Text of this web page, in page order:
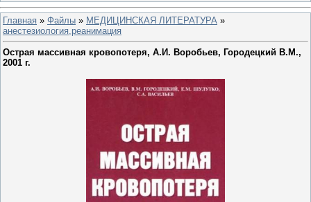
Главная » Файлы » МЕДИЦИНСКАЯ ЛИТЕРАТУРА »
анестезиология,реанимация
Острая массивная кровопотеря, А.И. Воробьев, Городецкий В.М.,
2001 г.